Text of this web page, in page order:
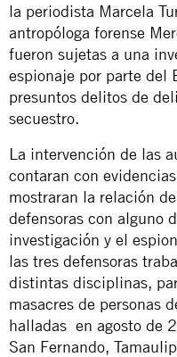
la periodista Marcela
antropóloga forense
fueron sujetas a una
espionaje por parte del
presuntos delitos de
secuestro.
La intervención de las
contaran con
mostraran la relación
defensoras con alguno
investigación y el
las tres defensoras
distintas disciplinas,
masacres de personas
halladas en agosto de
San Fernando,